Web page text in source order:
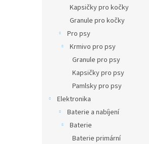
Kapsičky pro kočky
Granule pro kočky
Pro psy
Krmivo pro psy
Granule pro psy
Kapsičky pro psy
Pamlsky pro psy
Elektronika
Baterie a nabíjení
Baterie
Baterie primární